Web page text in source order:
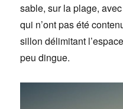
sable, sur la plage,
qui n’ont pas été
sillon délimitant
peu dingue.